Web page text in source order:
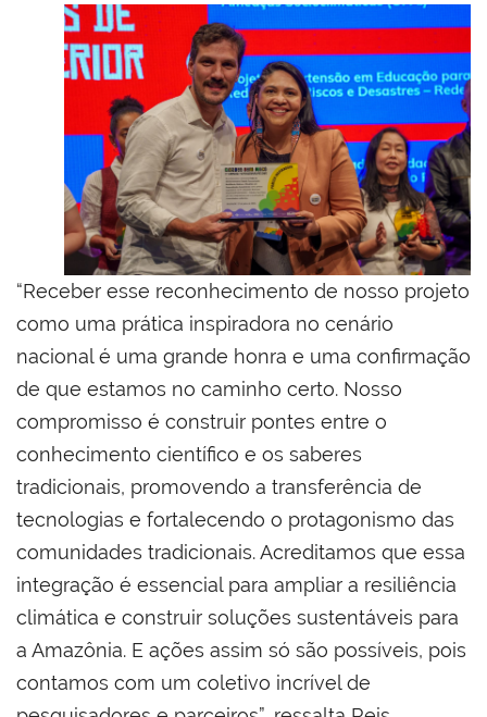
“Receber esse reconhecimento de nosso projeto
como uma prática inspiradora no cenário
nacional é uma grande honra e uma confirmação
de que estamos no caminho certo. Nosso
compromisso é construir pontes entre o
conhecimento científico e os saberes
tradicionais, promovendo a transferência de
tecnologias e fortalecendo o protagonismo das
comunidades tradicionais. Acreditamos que essa
integração é essencial para ampliar a resiliência
climática e construir soluções sustentáveis para
a Amazônia. E ações assim só são possíveis, pois
contamos com um coletivo incrível de